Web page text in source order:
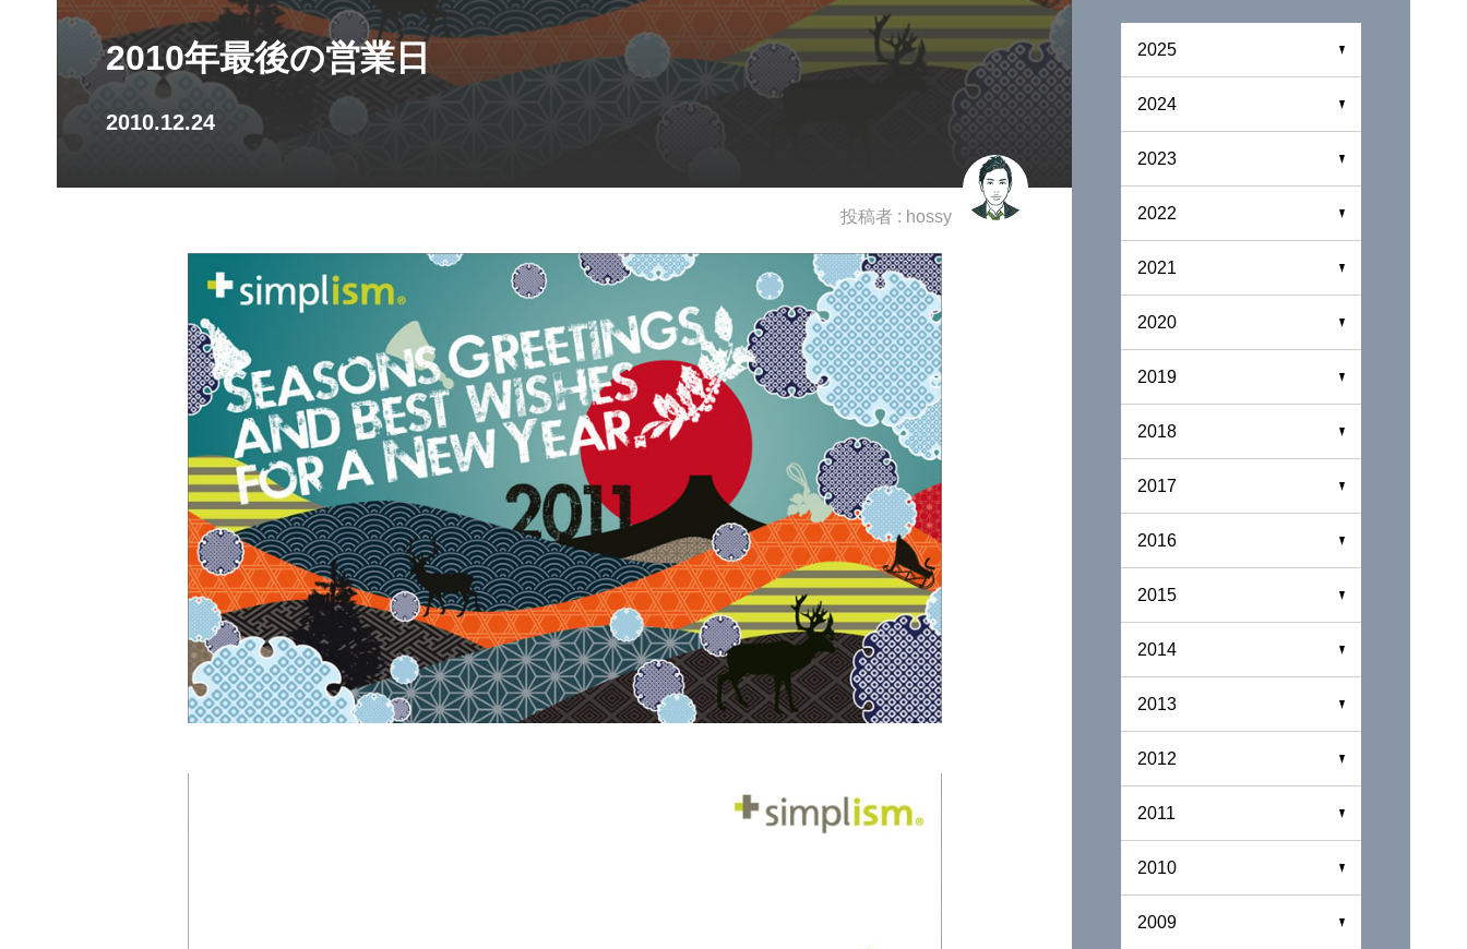
2010年最後の営業日
2010.12.24
投稿者 : hossy
2025
2024
2023
2022
2021
2020
2019
2018
2017
2016
2015
2014
2013
2012
2011
2010
2009